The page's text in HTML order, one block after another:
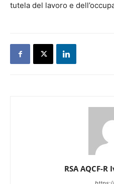
tutela del lavoro e
RSA AQCF-R